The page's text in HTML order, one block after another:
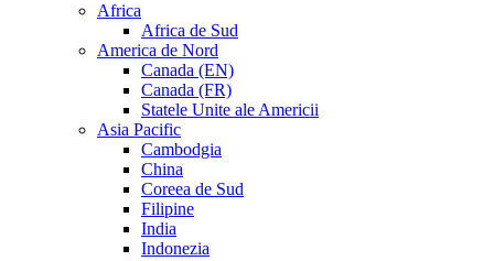
Africa
Africa de Sud
America de Nord
Canada (EN)
Canada (FR)
Statele Unite ale Americii
Asia Pacific
Cambodgia
China
Coreea de Sud
Filipine
India
Indonezia